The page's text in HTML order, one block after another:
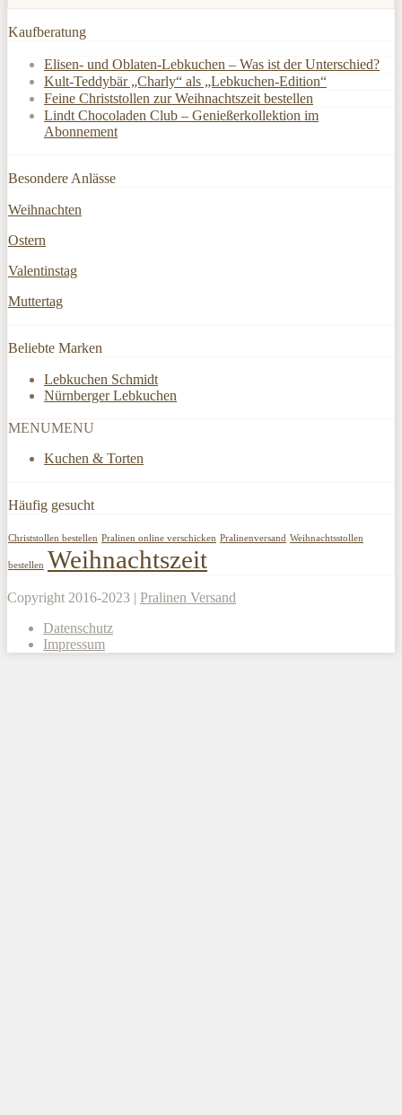
Kaufberatung
Elisen- und Oblaten-Lebkuchen – Was ist der Unterschied?
Kult-Teddybär „Charly“ als „Lebkuchen-Edition“
Feine Christstollen zur Weihnachtszeit bestellen
Lindt Chocoladen Club – Genießerkollektion im
Abonnement
Besondere Anlässe
Weihnachten
Ostern
Valentinstag
Muttertag
Beliebte Marken
Lebkuchen Schmidt
Nürnberger Lebkuchen
MENUMENU
Kuchen & Torten
Häufig gesucht
Christstollen bestellen Pralinen online verschicken Pralinenversand Weihnachtsstollen
bestellen Weihnachtszeit
Copyright 2016-2023 | Pralinen Versand
Datenschutz
Impressum